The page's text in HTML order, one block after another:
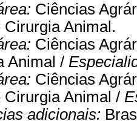
Ciências
Animal.
Ciências
Animal /
Ciências
Cirurgia Animal /
adicionais: